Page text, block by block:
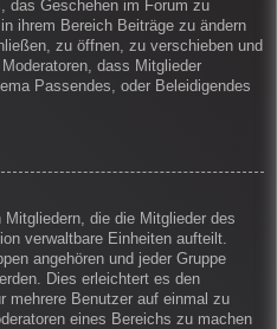
das Geschehen im Forum zu
ihrem Bereich Beiträge zu ändern
zu öffnen, zu verschieben und
dass Mitglieder
Passendes, oder Beleidigendes
die die Mitglieder des
verwaltbare Einheiten aufteilt.
angehören und jeder Gruppe
Dies erleichtert es den
mehrere Benutzer auf einmal zu
eines Bereichs zu machen